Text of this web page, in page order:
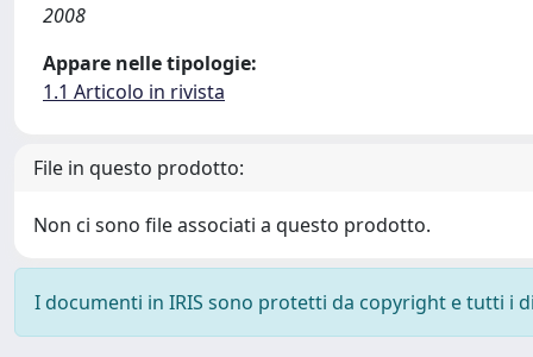
2008
Appare nelle tipologie:
1.1 Articolo in rivista
File in questo prodotto:
Non ci sono file associati a questo prodotto.
I documenti in IRIS sono protetti da copyright e tutti i